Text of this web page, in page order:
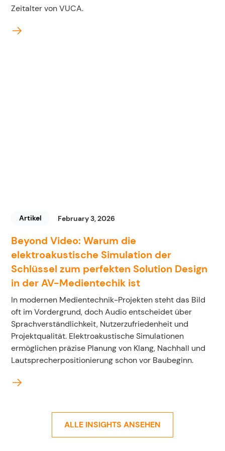
Zeitalter von VUCA.
Artikel February 3, 2026
Beyond Video: Warum die
elektroakustische Simulation der
Schlüssel zum perfekten Solution Design
in der AV-Medientechik ist
In modernen Medientechnik-Projekten steht das Bild
oft im Vordergrund, doch Audio entscheidet über
Sprachverständlichkeit, Nutzerzufriedenheit und
Projektqualität. Elektroakustische Simulationen
ermöglichen präzise Planung von Klang, Nachhall und
Lautsprecherpositionierung schon vor Baubeginn.
ALLE INSIGHTS ANSEHEN